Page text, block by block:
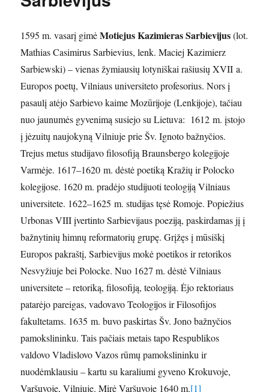
1595 m. vasarį gimėMotiejus Kazimieras Sarbievijus(lot.
Mathias Casimirus Sarbievius, lenk. Maciej Kazimierz
Sarbiewski) – vienas žymiausių lotyniškai rašiusių XVII a.
Europos poetų, Vilniaus universiteto profesorius. Nors į
pasaulį atėjo Sarbievo kaime Mozūrijoje (Lenkijoje), tačiau
nuo jaunumės gyvenimą susiejo su Lietuva: 1612 m. įstojo
į jėzuitų naujokyną Vilniuje prie Šv. Ignoto bažnyčios.
Trejus metus studijavo filosofiją Braunsbergo kolegijoje
Varmėje. 1617–1620 m. dėstė poetiką Kražių ir Polocko
kolegijose. 1620 m. pradėjo studijuoti teologiją Vilniaus
universitete. 1622–1625 m. studijas tęsė Romoje. Popiežius
Urbonas VIII įvertinto Sarbievijaus poeziją, paskirdamas jį į
bažnytinių himnų reformatorių grupę. Grįžęs į mūsiškį
Europos pakraštį, Sarbievijus mokė poetikos ir retorikos
Nesvyžiuje bei Polocke. Nuo 1627 m. dėstė Vilniaus
universitete – retoriką, filosofiją, teologiją. Ėjo rektoriaus
patarėjo pareigas, vadovavo Teologijos ir Filosofijos
fakultetams. 1635 m. buvo paskirtas Šv. Jono bažnyčios
pamokslininku. Tais pačiais metais tapo Respublikos
valdovo Vladislovo Vazos rūmų pamokslininku ir
nuodėmklausiu – kartu su karaliumi gyveno Krokuvoje,
Varšuvoje, Vilniuje. Mirė Varšuvoje 1640 m.[1]